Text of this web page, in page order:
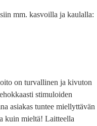
mm. kasvoilla ja kaulalla:
on turvallinen ja kivuton
stimuloiden
asiakas tuntee miellyttävän
kuin mieltä! Laitteella